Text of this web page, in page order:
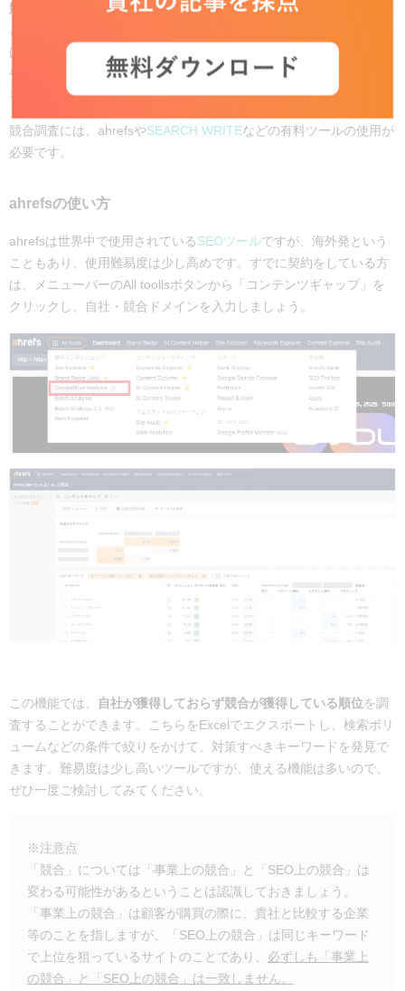
競合サイトで対策されているキーワードも、自社の対策キーワード
となる可能性があります。
は、自社だけでは見つけ出せなかった予想外のキーワードを発見し
やすいという点です。視野を広げる意味でも、競合が対策している
キーワードを調査してみましょう。
競合調査には、ahrefsやSEARCH WRITEなどの有料ツールの使用が
必要です。
ahrefsの使い方
ahrefsは世界中で使用されているSEOツールですが、海外発という
こともあり、使用難易度は少し高めです。すでに契約をしている方
は、メニューバーのAll toollsボタンから「コンテンツギャップ」を
クリックし、自社・競合ドメインを入力しましょう。
この機能では、 自社が獲得しておらず競合が獲得している順位を調
査することができます。こちらをExcelでエクスポートし、検索ボリ
ュームなどの条件で絞りをかけて、対策すべきキーワードを発見で
きます。難易度は少し高いツールですが、使える機能は多いので、
ぜひ一度ご検討してみてください。
※注意点
「競合」については「事業上の競合」と「SEO上の競合」は
変わる可能性があるということは認識しておきましょう。
「事業上の競合」は顧客が購買の際に、貴社と比較する企業
等のことを指しますが、「SEO上の競合」は同じキーワード
で上位を狙っているサイトのことであり、 必ずしも「事業上
の競合」と「SEO上の競合」は一致しません。